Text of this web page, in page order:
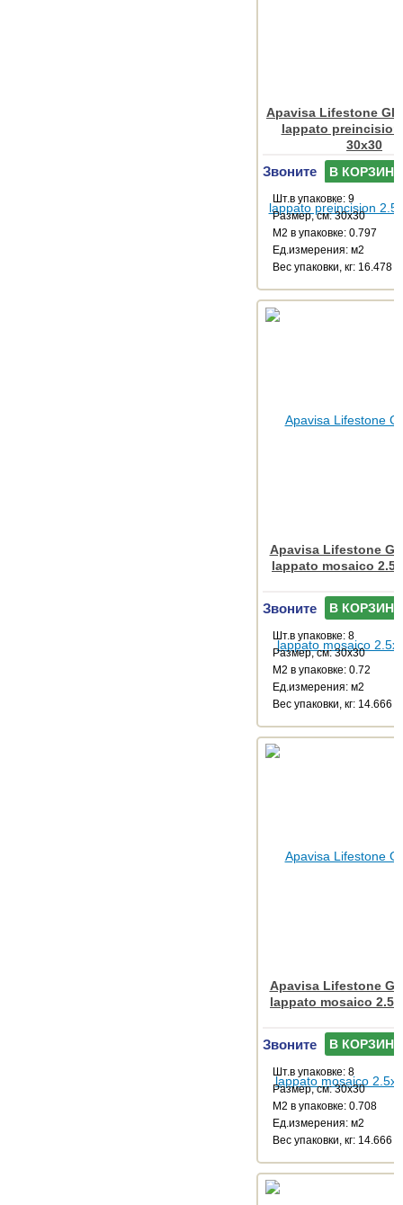
Apavisa Lifestone
lappato preincision
30x30
Звоните В КОРЗИНУ
Шт.в упаковке: 9
Размер, см: 30x30
М2 в упаковке: 0.797
Ед.измерения: м2
Веc упаковки, кг: 16.478
Apavisa Lifestone
lappato mosaico
Звоните В КОРЗИНУ
Шт.в упаковке: 8
Размер, см: 30x30
М2 в упаковке: 0.72
Ед.измерения: м2
Веc упаковки, кг: 14.666
Apavisa Lifestone
lappato mosaico
Звоните В КОРЗИНУ
Шт.в упаковке: 8
Размер, см: 30x30
М2 в упаковке: 0.708
Ед.измерения: м2
Веc упаковки, кг: 14.666